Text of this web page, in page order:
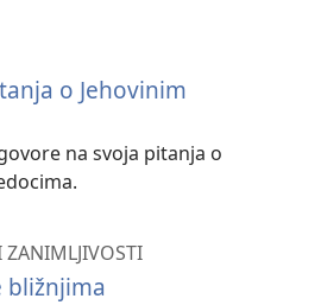
o Jehovinim
na svoja pitanja o
bližnjima